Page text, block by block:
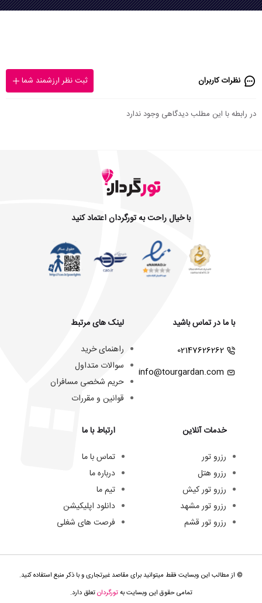
نظرات کاربران ثبت نظر ارزشمند شما
در رابطه با این مطلب دیدگاهی وجود ندارد
با خیال راحت به تورگردان اعتماد کنید
با ما در تماس باشید
02147626262
info@tourgardan.com
خدمات آنلاین
رزرو تور
رزرو هتل
رزرو تور کیش
رزرو تور مشهد
رزرو تور قشم
لینک های مرتبط
راهنمای خرید
سوالات متداول
حریم شخصی مسافران
قوانین و مقررات
ارتباط با ما
تماس با ما
درباره ما
تیم ما
دانلود اپلیکیشن
فرصت های شغلی
© از مطالب این وبسایت فقط میتوانید برای مقاصد غیرتجاری و با ذکر منبع استفاده کنید.
تمامی حقوق این وبسایت بهتورگردانتعلق دارد.